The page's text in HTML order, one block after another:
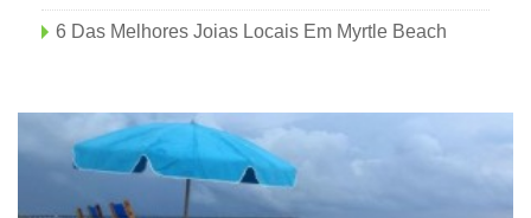
6 Das Melhores Joias Locais Em Myrtle Beach